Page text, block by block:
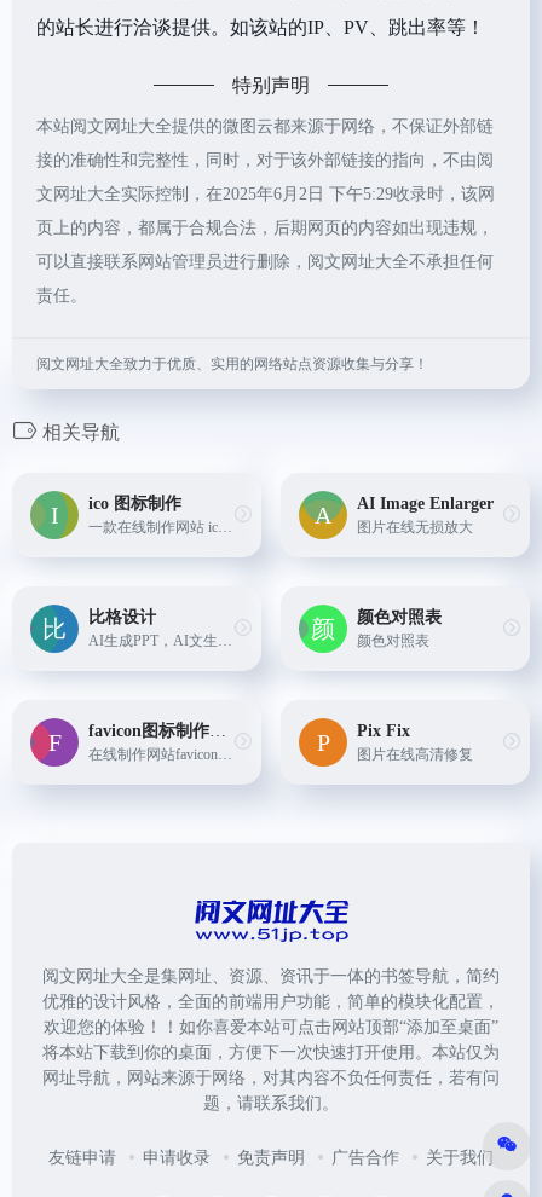
的站长进行洽谈提供。如该站的IP、PV、跳出率等！
特别声明
本站阅文网址大全提供的微图云都来源于网络，不保证外部链
接的准确性和完整性，同时，对于该外部链接的指向，不由阅
文网址大全实际控制，在2025年6月2日 下午5:29收录时，该网
页上的内容，都属于合规合法，后期网页的内容如出现违规，
可以直接联系网站管理员进行删除，阅文网址大全不承担任何
责任。
阅文网址大全致力于优质、实用的网络站点资源收集与分享！
相关导航
ico 图标制作
一款在线制作网站 ico 图标（也称为 Favicon 图标）的工具，本工具支持将 PNG / GIF / JPG 等格式的图片直接转换成 .ico 格式的图片；同时，本工具还支持生成多种尺寸的 ico 图标...
AI Image Enlarger
图片在线无损放大
比格设计
AI生成PPT，AI文生图，AI抠图，AI图片高清....
颜色对照表
颜色对照表
favicon图标制作工具
在线制作网站favicon缩略图，支持透明背景和多种格式导出，轻松制作网站ICO图标
Pix Fix
图片在线高清修复
阅文网址大全是集网址、资源、资讯于一体的书签导航，简约
优雅的设计风格，全面的前端用户功能，简单的模块化配置，
欢迎您的体验！！如你喜爱本站可点击网站顶部“添加至桌面”
将本站下载到你的桌面，方便下一次快速打开使用。本站仅为
网址导航，网站来源于网络，对其内容不负任何责任，若有问
题，请联系我们。
友链申请 申请收录 免责声明 广告合作 关于我们